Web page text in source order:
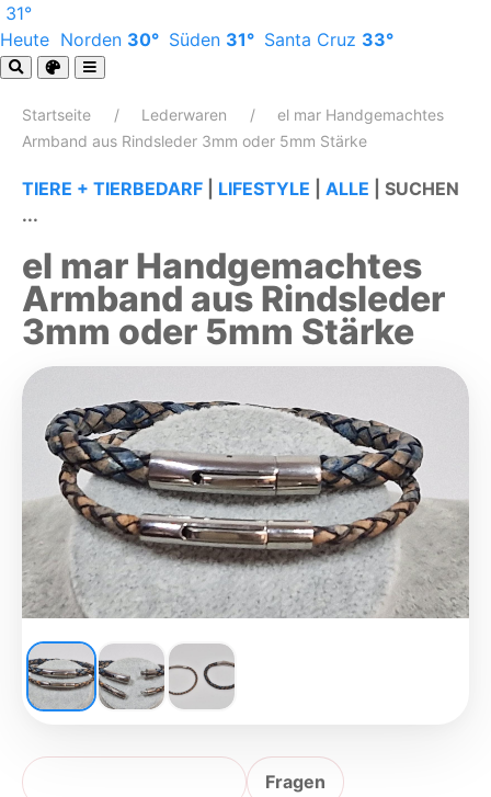
31°
Heute Norden 30° Süden 31° Santa Cruz 33°
Startseite Lederwaren
el mar Handgemachtes
Armband aus Rindsleder 3mm oder 5mm Stärke
TIERE + TIERBEDARF LIFESTYLE ALLE
SUCHEN
...
el mar Handgemachtes
Armband aus Rindsleder
3mm oder 5mm Stärke
Fragen